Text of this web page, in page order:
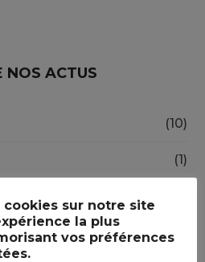
NOS ACTUS
(10)
(1)
cookies sur notre site
la plus
vos préférences